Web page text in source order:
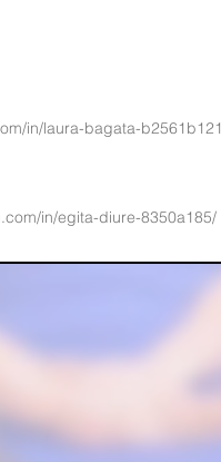
in/laura-bagata-b2561b121
in/egita-diure-8350a185/